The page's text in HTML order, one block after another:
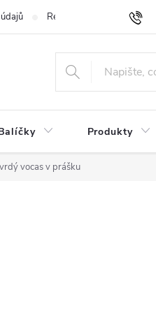
Reklamace a vrácení
Produkty
vocas v prášku